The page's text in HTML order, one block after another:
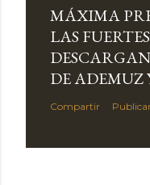
MÁXIMA
LAS
DE ADEMUZ
Compartir